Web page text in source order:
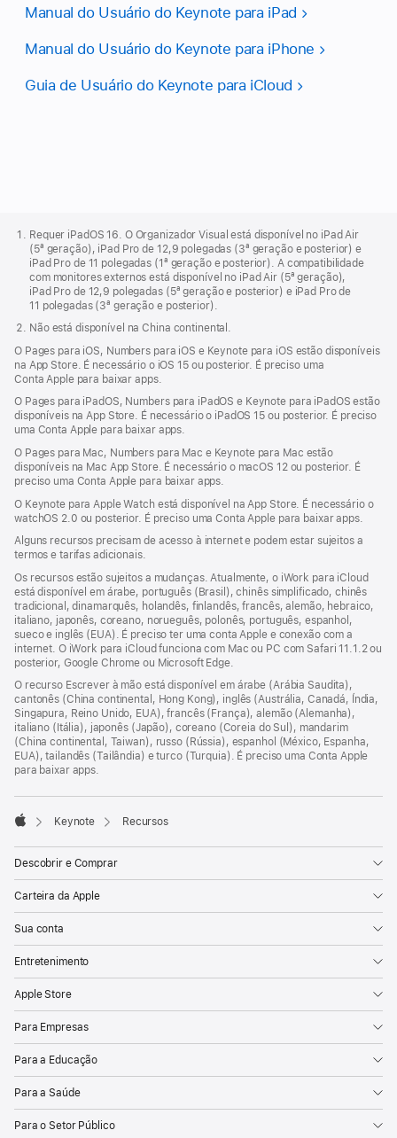
Manual do Usuário do Keynote para iPad
Manual do Usuário do Keynote para iPhone
Guia de Usuário do Keynote para iCloud
da
Apple
Requer iPadOS 16. O Organizador Visual está disponível no iPad Air
(5ª geração), iPad Pro de 12,9 polegadas (3ª geração e posterior) e
iPad Pro de 11 polegadas (1ª geração e posterior). A compatibilidade
com monitores externos está disponível no iPad Air (5ª geração),
iPad Pro de 12,9 polegadas (5ª geração e posterior) e iPad Pro de
11 polegadas (3ª geração e posterior).
Não está disponível na China continental.
O Pages para iOS, Numbers para iOS e Keynote para iOS estão disponíveis
na App Store. É necessário o iOS 15 ou posterior. É preciso uma
Conta Apple para baixar apps.
O Pages para iPadOS, Numbers para iPadOS e Keynote para iPadOS estão
disponíveis na App Store. É necessário o iPadOS 15 ou posterior. É preciso
uma Conta Apple para baixar apps.
O Pages para Mac, Numbers para Mac e Keynote para Mac estão
disponíveis na Mac App Store. É necessário o macOS 12 ou posterior. É
preciso uma Conta Apple para baixar apps.
O Keynote para Apple Watch está disponível na App Store. É necessário o
watchOS 2.0 ou posterior. É preciso uma Conta Apple para baixar apps.
Alguns recursos precisam de acesso à internet e podem estar sujeitos a
termos e tarifas adicionais.
Os recursos estão sujeitos a mudanças. Atualmente, o iWork para iCloud
está disponível em árabe, português (Brasil), chinês simplificado, chinês
tradicional, dinamarquês, holandês, finlandês, francês, alemão, hebraico,
italiano, japonês, coreano, norueguês, polonês, português, espanhol,
sueco e inglês (EUA). É preciso ter uma conta Apple e conexão com a
internet. O iWork para iCloud funciona com Mac ou PC com Safari 11.1.2 ou
posterior, Google Chrome ou Microsoft Edge.
O recurso Escrever à mão está disponível em árabe (Arábia Saudita),
cantonês (China continental, Hong Kong), inglês (Austrália, Canadá, Índia,
Singapura, Reino Unido, EUA), francês (França), alemão (Alemanha),
italiano (Itália), japonês (Japão), coreano (Coreia do Sul), mandarim
(China continental, Taiwan), russo (Rússia), espanhol (México, Espanha,
EUA), tailandês (Tailândia) e turco (Turquia). É preciso uma Conta Apple
para baixar apps.

Keynote Recursos
Descobrir e Comprar
Carteira da Apple
Sua conta
Entretenimento
Apple Store
Para Empresas
Para a Educação
Para a Saúde
Para o Setor Público